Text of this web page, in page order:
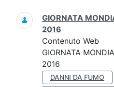
GIORNATA
2016
Contenuto Web
GIORNATA
2016
DANNI DA FUMO